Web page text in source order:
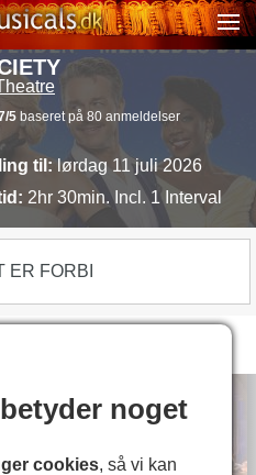
5 baseret på 80 anmeldelser
til: lørdag 11 juli 2026
2hr 30min. Incl. 1 Interval
ER FORBI
noget
cookies, så vi kan